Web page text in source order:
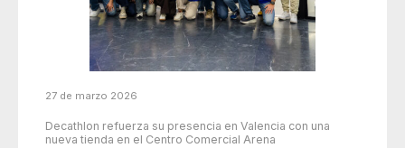
27 de marzo 2026
Decathlon refuerza su presencia en Valencia con una
nueva tienda en el Centro Comercial Arena